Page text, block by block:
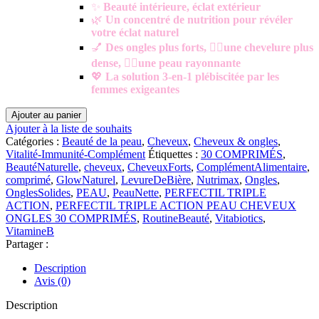
✨ Beauté intérieure, éclat extérieur
🌿 Un concentré de nutrition pour révéler
votre éclat naturel
💅 Des ongles plus forts, 💇‍♀️une chevelure plus
dense, 🧖‍♀️une peau rayonnante
💖 La solution 3-en-1 plébiscitée par les
femmes exigeantes
quantité
de
💊
Perfectil
Triple
Action
|
Peau,
Cheveux,
Ongles
–
comprimés
Ajouter au panier
Ajouter à la liste de souhaits
Catégories : Beauté de la peau, Cheveux, Cheveux & ongles,
Vitalité-Immunité-Complément Étiquettes : 30 COMPRIMÉS,
BeautéNaturelle, cheveux, CheveuxForts, ComplémentAlimentaire,
comprimé, GlowNaturel, LevureDeBière, Nutrimax, Ongles,
OnglesSolides, PEAU, PeauNette, PERFECTIL TRIPLE
ACTION, PERFECTIL TRIPLE ACTION PEAU CHEVEUX
ONGLES 30 COMPRIMÉS, RoutineBeauté, Vitabiotics,
VitamineB
Partager :
Description
Avis (0)
Description